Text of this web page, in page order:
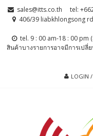
Skip
Skip sales@itts.co.th
tel:
406/39 liabkhlongsong
tel. 9 : 00 am-18 : 00
สินค้าบางรายการอาจมีการเป
LOGIN /